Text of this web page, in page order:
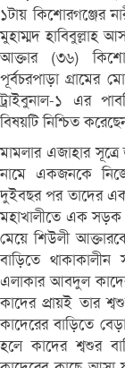
১টায় কিশোরগঞ্জের
মুহাম্মদ হাবিবুল্লাহ
আক্তার (৩৬)
পূর্বচরপাড়া গ্রামের
ট্রাইবুনাল-১ এর
বিষয়টি নিশ্চিত
মামলার এজাহার
নামে একজনকে
দুইবছর পর তাদের
মহাখালীতে এক সড়ক
মেয়ে শিউলী
বাড়িতে
এলাকার আবদুল
কাদের প্রায়ই তার
কাদেরের বাড়িতে
হলে কাদের শ্বশুর